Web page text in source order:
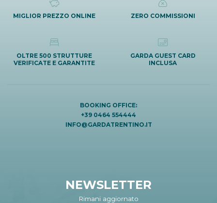
MIGLIOR PREZZO ONLINE ZERO COMMISSIONI
OLTRE 500 STRUTTURE
VERIFICATE E GARANTITE
GARDA GUEST CARD
INCLUSA
BOOKING OFFICE:
+39 0464 554444
INFO@GARDATRENTINO.IT
NEWSLETTER
Rimani aggiornato